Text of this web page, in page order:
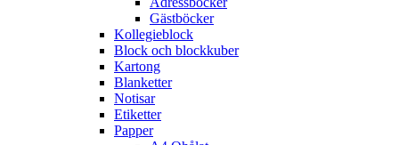
Gästböcker
Kollegieblock
Block och blockkuber
Kartong
Blanketter
Notisar
Etiketter
Papper